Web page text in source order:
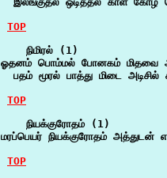
TOP
    நிமிரல் (1)
ஓதனம் பொம்மல் போனகம் மிதவை
பதம் மூரல் பாத்து மிடை
TOP
    நியக்குரோதம் (1)
மரப்பெயர் நியக்குரோதம்
TOP